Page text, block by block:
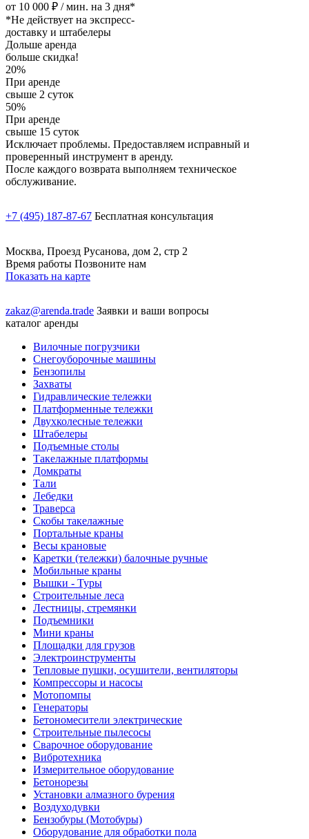
от 10 000 ₽ / мин. на 3 дня*
*Не действует на экспресс-
доставку и штабелеры
Дольше аренда
больше скидка!
20%
При аренде
свыше 2 суток
50%
При аренде
свыше 15 суток
Исключает проблемы. Предоставляем исправный и
проверенный инструмент в аренду.
После каждого возврата выполняем техническое
обслуживание.
+7 (495) 187-87-67 Бесплатная консультация
Москва, Проезд Русанова, дом 2, стр 2
Время работы Позвоните нам
Показать на карте
zakaz@arenda.trade Заявки и ваши вопросы
каталог аренды
Вилочные погрузчики
Снегоуборочные машины
Бензопилы
Захваты
Гидравлические тележки
Платформенные тележки
Двухколесные тележки
Штабелеры
Подъемные столы
Такелажные платформы
Домкраты
Тали
Лебедки
Траверса
Скобы такелажные
Портальные краны
Весы крановые
Каретки (тележки) балочные ручные
Мобильные краны
Вышки - Туры
Строительные леса
Лестницы, стремянки
Подъемники
Мини краны
Площадки для грузов
Электроинструменты
Тепловые пушки, осушители, вентиляторы
Компрессоры и насосы
Мотопомпы
Генераторы
Бетономесители электрические
Строительные пылесосы
Сварочное оборудование
Вибротехника
Измерительное оборудование
Бетонорезы
Установки алмазного бурения
Воздуходувки
Бензобуры (Мотобуры)
Оборудование для обработки пола